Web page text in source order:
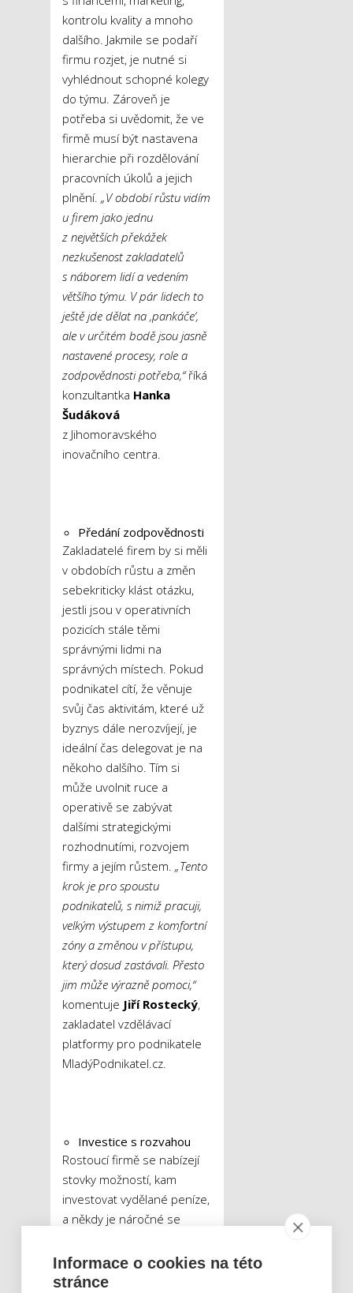
kontrolu kvality a mnoho
dalšího. Jakmile se podaří
firmu rozjet, je nutné si
vyhlédnout schopné kolegy
do týmu. Zároveň je
potřeba si uvědomit, že ve
firmě musí být nastavena
hierarchie při rozdělování
pracovních úkolů a jejich
plnění. „V období růstu vidím
u firem jako jednu
z největších překážek
nezkušenost zakladatelů
s náborem lidí a vedením
většího týmu. V pár lidech to
ještě jde dělat na ‚pankáče‘,
ale v určitém bodě jsou jasně
nastavené procesy, role a
zodpovědnosti potřeba,“říká
konzultantka Hanka
Šudáková
z Jihomoravského
inovačního centra.
Předání zodpovědnosti
Zakladatelé firem by si měli
v obdobích růstu a změn
sebekriticky klást otázku,
jestli jsou v operativních
pozicích stále těmi
správnými lidmi na
správných místech. Pokud
podnikatel cítí, že věnuje
svůj čas aktivitám, které už
byznys dále nerozvíjejí, je
ideální čas delegovat je na
někoho dalšího. Tím si
může uvolnit ruce a
operativě se zabývat
dalšími strategickými
rozhodnutími, rozvojem
firmy a jejím růstem. „Tento
krok je pro spoustu
podnikatelů, s nimiž pracuji,
velkým výstupem z komfortní
zóny a změnou v přístupu,
který dosud zastávali. Přesto
jim může výrazně pomoci,“
komentuje Jiří Rostecký,
zakladatel vzdělávací
platformy pro podnikatele
MladýPodnikatel.cz.
Investice s rozvahou
Rostoucí firmě se nabízejí
stovky možností, kam
investovat vydělané peníze,
a někdy je náročné se
potřeba. Pro efektivnější
organizaci práce a lepší
Informace o cookies na této
stránce